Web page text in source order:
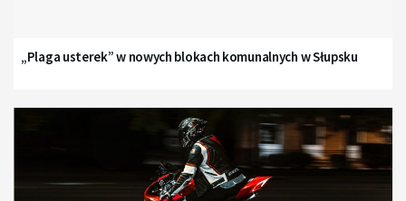
„Plaga usterek” w nowych blokach komunalnych w Słupsku